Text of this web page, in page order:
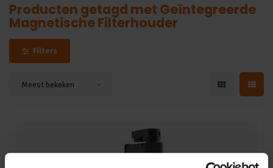
Producten getagd met Geïntegreerde
Magnetische Filterhouder
Filters
Meest bekeken